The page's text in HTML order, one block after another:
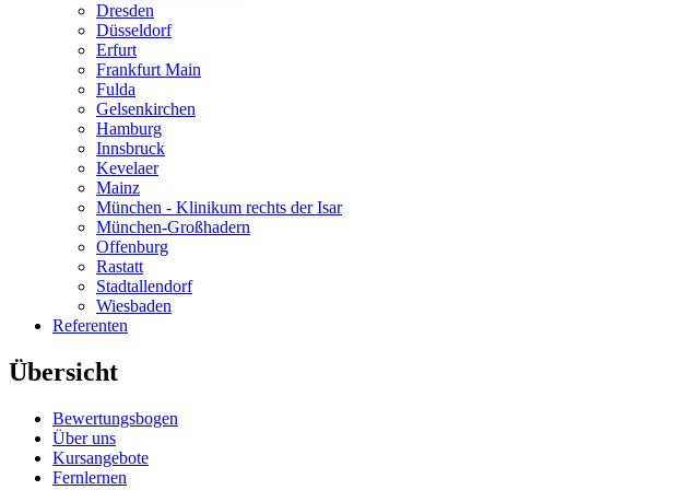
Dresden
Düsseldorf
Erfurt
Frankfurt Main
Fulda
Gelsenkirchen
Hamburg
Innsbruck
Kevelaer
Mainz
München - Klinikum rechts der Isar
München-Großhadern
Offenburg
Rastatt
Stadtallendorf
Wiesbaden
Referenten
Übersicht
Bewertungsbogen
Über uns
Kursangebote
Fernlernen